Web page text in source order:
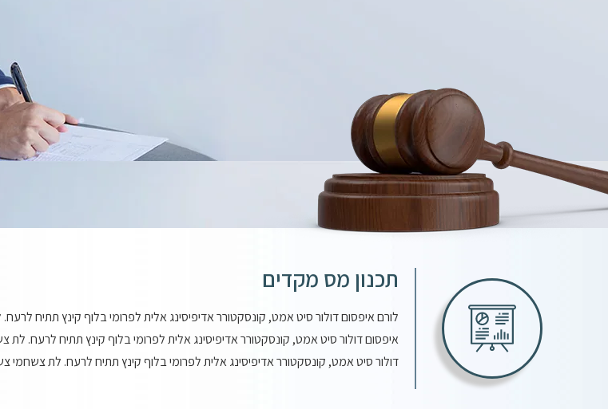
תכנון מס מקדים
לורם איפסום דולור סיט אמט, קונסקטורר אדיפיסינג אלית לפרומי בלוף קינץ תתיח
איפסום דולור סיט אמט, קונסקטורר אדיפיסינג אלית לפרומי בלוף קינץ תתיח לרעח.
דולור סיט אמט, קונסקטורר אדיפיסינג אלית לפרומי בלוף קינץ תתיח לרעח. לת צשחמי